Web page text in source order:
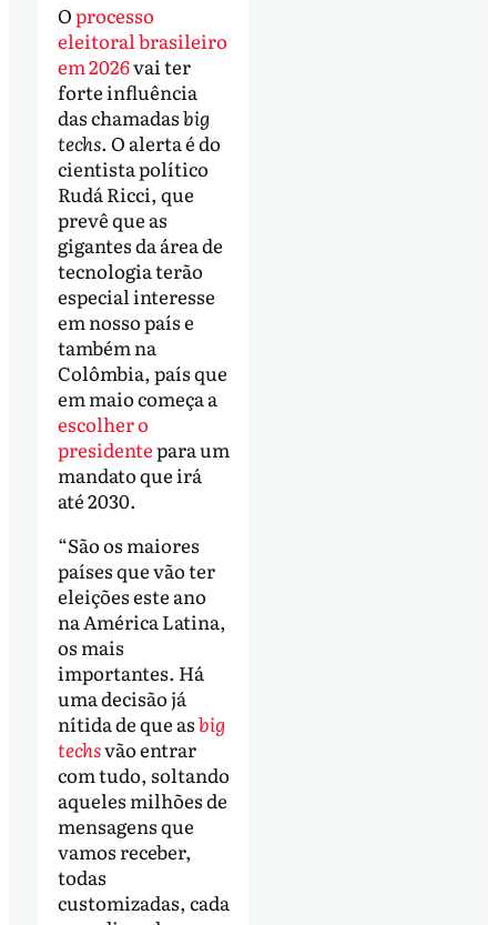
Oprocesso
eleitoral brasileiro
em 2026vai ter
forte influência
das chamadasbig
techs. O alerta é do
cientista político
Rudá Ricci, que
prevê que as
gigantes da área de
tecnologia terão
especial interesse
em nosso país e
também na
Colômbia, país que
em maio começa a
escolher o
presidentepara um
mandato que irá
até 2030.
“São os maiores
países que vão ter
eleições este ano
na América Latina,
os mais
importantes. Há
uma decisão já
nítida de que asbig
techsvão entrar
com tudo, soltando
aqueles milhões de
mensagens que
vamos receber,
todas
customizadas, cada